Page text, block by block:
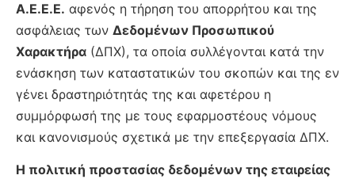
Α.Ε.Ε.Ε. αφενός η τήρηση του απορρήτου και της
ασφάλειας των Δεδομένων Προσωπικού
Χαρακτήρα (ΔΠΧ), τα οποία συλλέγονται κατά την
ενάσκηση των καταστατικών του σκοπών και της εν
γένει δραστηριότητάς της και αφετέρου η
συμμόρφωσή της με τους εφαρμοστέους νόμους
και κανονισμούς σχετικά με την επεξεργασία ΔΠΧ.
Η πολιτική προστασίας δεδομένων της εταιρείας